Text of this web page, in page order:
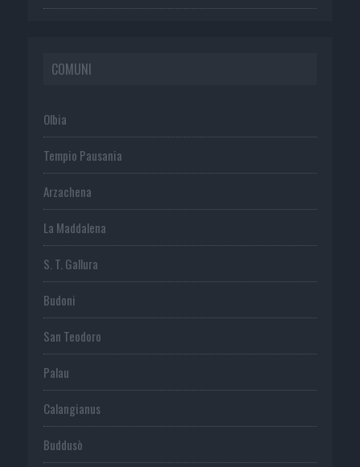
COMUNI
Olbia
Tempio Pausania
Arzachena
La Maddalena
S. T. Gallura
Budoni
San Teodoro
Palau
Calangianus
Buddusò